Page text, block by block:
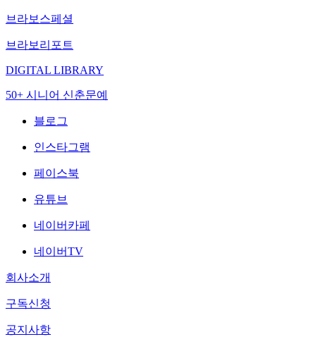
브라보스페셜
브라보리포트
DIGITAL LIBRARY
50+ 시니어 신춘문예
블로그
인스타그램
페이스북
유튜브
네이버카페
네이버TV
회사소개
구독신청
공지사항